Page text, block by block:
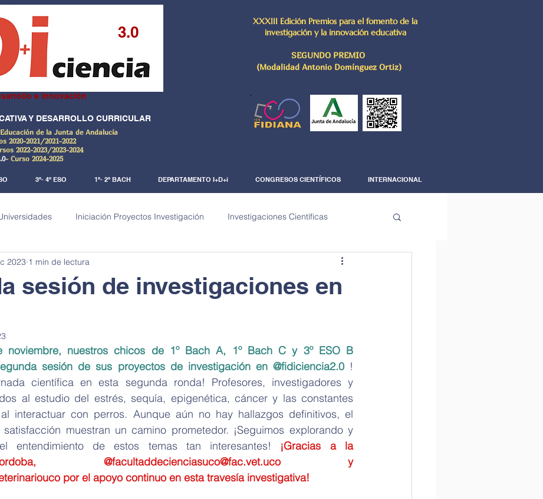
3.0
e innovación
Y DESARROLLO CURRICULAR
de la Junta de Andalucía
2020-2021/2021-2022
2022-2023/2023-2024
- Curso 2024-2025
XXXIII Edición Premios para el fomento de la
investigación y la innovación educativa
SEGUNDO PREMIO
(Modalidad Antonio Domínguez Ortiz)
3º- 4º ESO 1º- 2º BACH DEPARTAMENTO I+D+i CONGRESOS CIENTÍFICOS INTERNACIONAL
Iniciación Proyectos Investigación Investigaciones Científicas
data) Investigaciones Documentales The Science Corner
sostenible
en la cocina Stop motion Le coins des sciences Cuéntame la ciencia
Sala de exposiciones Exposiciones anatomía
Encuentro con científicos Noche Europea de los Investigadores
sesión de investigaciones en
2023 1 min de lectura
noviembre, nuestros chicos de 1º Bach A, 1º Bach C y 3º ESO B
sesión de sus proyectos de investigación en @fidiciencia2.0 !
científica en esta segunda ronda! Profesores, investigadores y
al estudio del estrés, sequía, epigenética, cáncer y las constantes
interactuar con perros. Aunque aún no hay hallazgos definitivos, el
muestran un camino prometedor. ¡Seguimos explorando y
entendimiento de estos temas tan interesantes!
¡Gracias a la
, @facultaddecienciasuco@fac.vet.uco
y
por el apoyo continuo en esta travesía investigativa!